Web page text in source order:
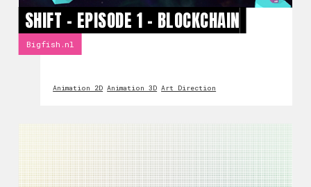
SHIFT - EPISODE 1 - BLOCKCHAIN
Bigfish.nl
Animation 2D Animation 3D Art Direction